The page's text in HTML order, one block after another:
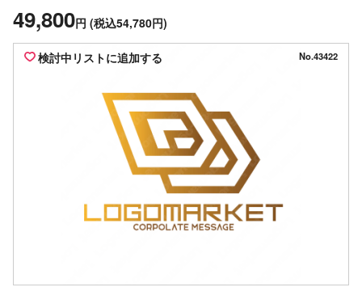
49,800円 (税込54,780円)
検討中リストに追加する No.43422